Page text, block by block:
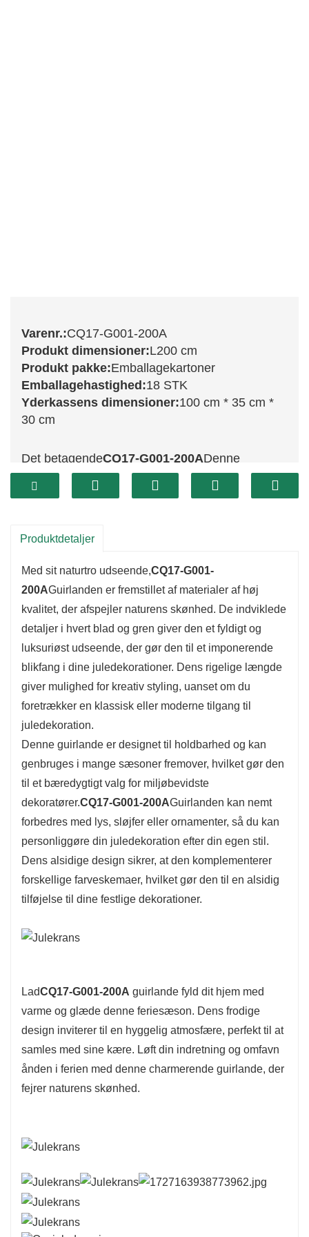
Varenr.:CQ17-G001-200A
Produkt dimensioner:L200 cm
Produkt pakke:Emballagekartoner
Emballagehastighed:18 STK
Yderkassens dimensioner:100 cm * 35 cm *
30 cm
Det betagendeCQ17-G001-200ADenne
guirlande tilbyder hele 200 cm frodig grønt,
perfekt til at skabe en festlig stemning i dit hjem.
friskfældet fyrretræ og giver et naturligt præg,
er draperet over en kaminhylde, pryder en
trappe eller vævet gennem et gelænder, vil
denne guirlande forvandle ethvert rum til et
vintereventyrland.
Produktdetaljer
Med sit naturtro udseende,CQ17-G001-
200AGuirlanden er fremstillet af materialer af høj
kvalitet, der afspejler naturens skønhed. De indviklede
detaljer i hvert blad og gren giver den et fyldigt og
luksuriøst udseende, der gør den til et imponerende
blikfang i dine juledekorationer. Dens rigelige længde
giver mulighed for kreativ styling, uanset om du
foretrækker en klassisk eller moderne tilgang til
juledekoration.
Denne guirlande er designet til holdbarhed og kan
genbruges i mange sæsoner fremover, hvilket gør den
til et bæredygtigt valg for miljøbevidste
dekoratører.CQ17-G001-200AGuirlanden kan nemt
forbedres med lys, sløjfer eller ornamenter, så du kan
personliggøre din juledekoration efter din egen stil.
Dens alsidige design sikrer, at den komplementerer
forskellige farveskemaer, hvilket gør den til en alsidig
tilføjelse til dine festlige dekorationer.
LadCQ17-G001-200A guirlande fyld dit hjem med
varme og glæde denne feriesæson. Dens frodige
design inviterer til en hyggelig atmosfære, perfekt til at
samles med sine kære. Løft din indretning og omfavn
ånden i ferien med denne charmerende guirlande, der
fejrer naturens skønhed.